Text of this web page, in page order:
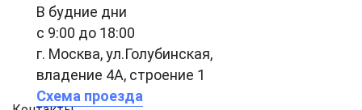
В будние дни
с 9:00 до 18:00
г. Москва, ул.Голубинская,
владение 4А, строение 1
Схема проезда